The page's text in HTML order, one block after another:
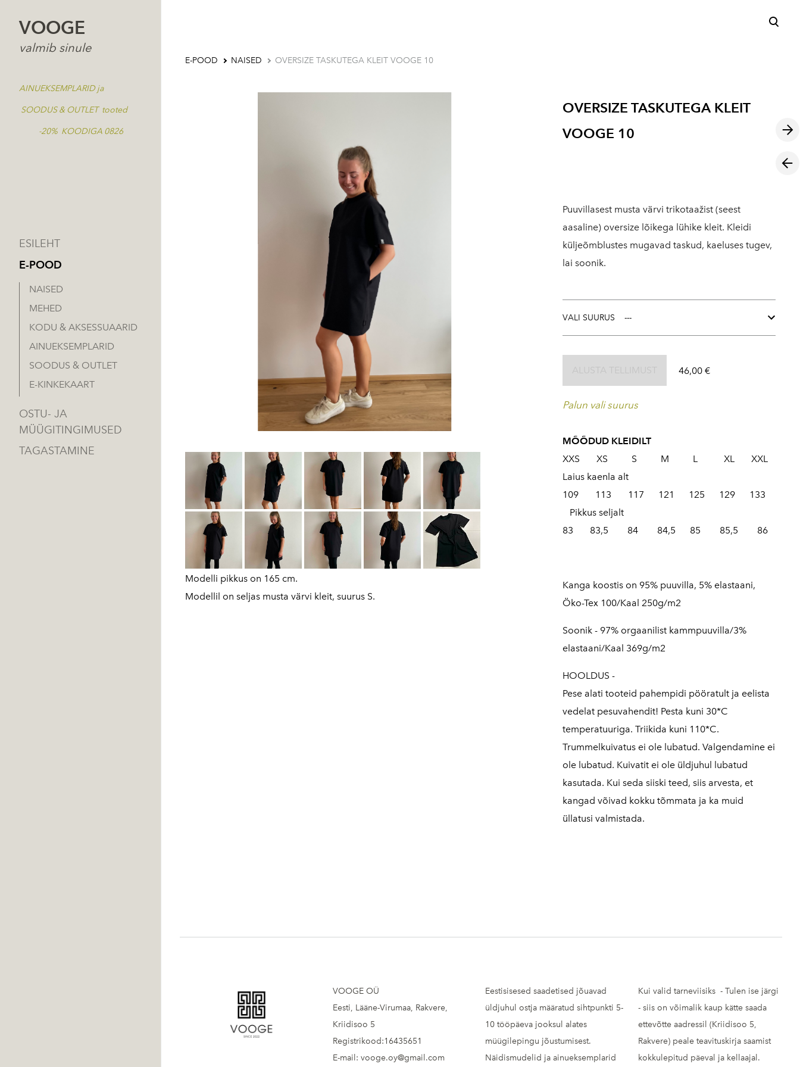
VOOGE
valmib sinule
AINUEKSEMPLARID ja
SOODUS & OUTLET tooted
-20% KOODIGA 0826
ESILEHT
E-POOD
NAISED
MEHED
KODU & AKSESSUAARID
AINUEKSEMPLARID
SOODUS & OUTLET
E-KINKEKAART
OSTU- JA
MÜÜGITINGIMUSED
TAGASTAMINE
E-POOD NAISED OVERSIZE TASKUTEGA KLEIT VOOGE 10
Modelli pikkus on 165 cm.
Modellil on seljas musta värvi kleit, suurus S.
OVERSIZE TASKUTEGA KLEIT
VOOGE 10
Puuvillasest musta värvi trikotaažist (seest
aasaline) oversize lõikega lühike kleit. Kleidi
küljeõmblustes mugavad taskud, kaeluses tugev,
lai soonik.
VALI SUURUS
46,00 €
Palun vali suurus
MÕÕDUD KLEIDILT
XXS XS S M L XL XXL
Laius kaenla alt
109 113 117 121 125 129 133
Pikkus seljalt
83 83,5 84 84,5 85 85,5 86
Kanga koostis on 95% puuvilla, 5% elastaani,
Öko-Tex 100/Kaal 250g/m2
Soonik - 97% orgaanilist kammpuuvilla/3%
elastaani/Kaal 369g/m2
HOOLDUS -
Pese alati tooteid pahempidi pööratult ja eelista
vedelat pesuvahendit! Pesta kuni 30*C
temperatuuriga. Triikida kuni 110*C.
Trummelkuivatus ei ole lubatud. Valgendamine ei
ole lubatud. Kuivatit ei ole üldjuhul lubatud
kasutada. Kui seda siiski teed, siis arvesta, et
kangad võivad kokku tõmmata ja ka muid
üllatusi valmistada.
VOOGE OÜ
Eesti, Lääne-Virumaa, Rakvere,
Kriidisoo 5
Registrikood:16435651
E-mail: vooge.oy@gmail.com
Eestisisesed saadetised jõuavad
üldjuhul ostja määratud sihtpunkti 5-
10 tööpäeva jooksul alates
müügilepingu jõustumisest.
Näidismudelid ja ainueksemplarid
Kui valid tarneviisiks - Tulen ise järgi
- siis on võimalik kaup kätte saada
ettevõtte aadressil (Kriidisoo 5,
Rakvere) peale teavituskirja saamist
kokkulepitud päeval ja kellaajal.